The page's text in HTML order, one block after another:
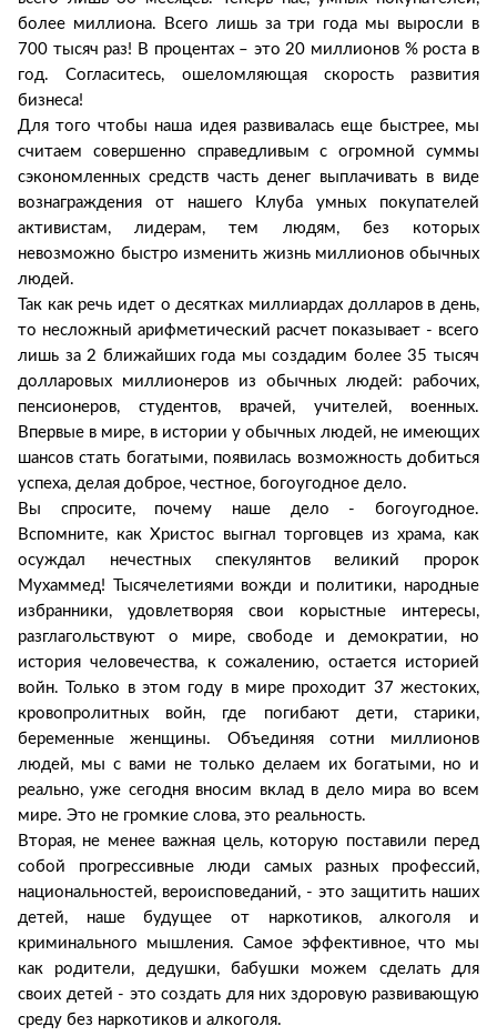
более миллиона. Всего лишь за три года мы выросли в
700 тысяч раз! В процентах – это 20 миллионов % роста в
год. Согласитесь, ошеломляющая скорость развития
бизнеса!
Для того чтобы наша идея развивалась еще быстрее, мы
считаем совершенно справедливым с огромной суммы
сэкономленных средств часть денег выплачивать в виде
вознаграждения от нашего Клуба умных покупателей
активистам, лидерам, тем людям, без которых
невозможно быстро изменить жизнь миллионов обычных
людей.
Так как речь идет о десятках миллиардах долларов в день,
то несложный арифметический расчет показывает - всего
лишь за 2 ближайших года мы создадим более 35 тысяч
долларовых миллионеров из обычных людей: рабочих,
пенсионеров, студентов, врачей, учителей, военных.
Впервые в мире, в истории у обычных людей, не имеющих
шансов стать богатыми, появилась возможность добиться
успеха, делая доброе, честное, богоугодное дело.
Вы спросите, почему наше дело - богоугодное.
Вспомните, как Христос выгнал торговцев из храма, как
осуждал нечестных спекулянтов великий пророк
Мухаммед! Тысячелетиями вожди и политики, народные
избранники, удовлетворяя свои корыстные интересы,
разглагольствуют о мире, свободе и демократии, но
история человечества, к сожалению, остается историей
войн. Только в этом году в мире проходит 37 жестоких,
кровопролитных войн, где погибают дети, старики,
беременные женщины. Объединяя сотни миллионов
людей, мы с вами не только делаем их богатыми, но и
реально, уже сегодня вносим вклад в дело мира во всем
мире. Это не громкие слова, это реальность.
Вторая, не менее важная цель, которую поставили перед
собой прогрессивные люди самых разных профессий,
национальностей, вероисповеданий, - это защитить наших
детей, наше будущее от наркотиков, алкоголя и
криминального мышления. Самое эффективное, что мы
как родители, дедушки, бабушки можем сделать для
своих детей - это создать для них здоровую развивающую
среду без наркотиков и алкоголя.